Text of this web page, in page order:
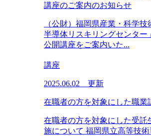
講座のご案内のお知らせ
（公財）福岡県産業・科学
半導体リスキリングセンター
公開講座をご案内いた...
講座
2025.06.02 更新
在職者の方を対象にした職業
在職者の方を対象にした受託
施について 福岡県立高等技